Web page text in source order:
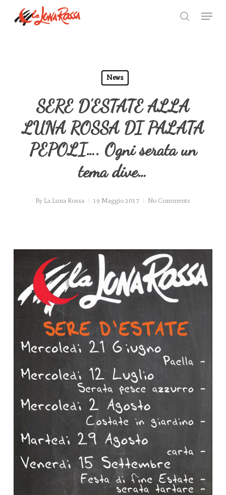
search
Menu
News
SERE D'ESTATE ALLA
LUNA ROSSA DI PALATA
PEPOLI…. Ogni serata un
tema dive…
By La Luna Rossa 19 Maggio 2017 No Comments